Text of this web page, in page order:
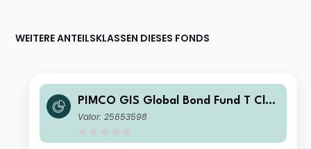
WEITERE ANTEILSKLASSEN DIESES FONDS
PIMCO GIS Global Bond Fund T Clas
s USD Accumulation
Valor: 25653598